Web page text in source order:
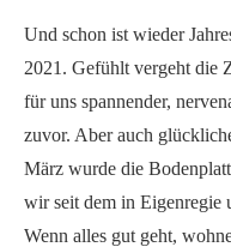
Und schon ist wieder
2021. Gefühlt vergeht die
für uns spannender,
zuvor. Aber auch
März wurde die
wir seit dem in Eigenregie
Wenn alles gut geht,